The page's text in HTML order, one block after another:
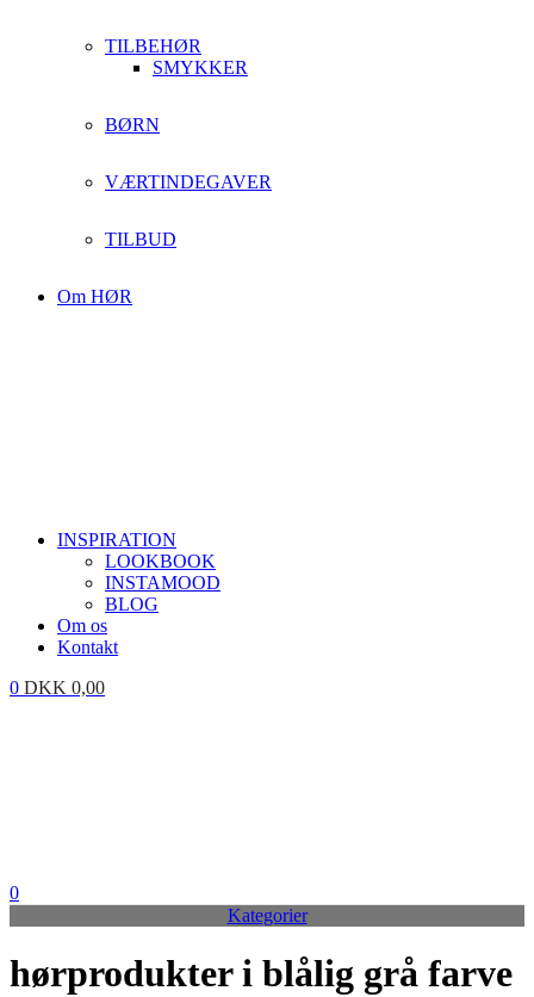
TILBEHØR
SMYKKER
BØRN
VÆRTINDEGAVER
TILBUD
Om HØR
INSPIRATION
LOOKBOOK
INSTAMOOD
BLOG
Om os
Kontakt
0 DKK 0,00
0
Kategorier
hørprodukter i blålig grå farve